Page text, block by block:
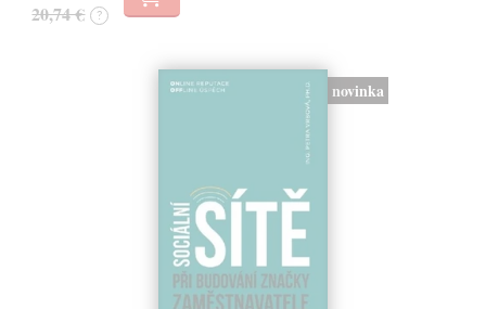
20,74 € ?
novinka